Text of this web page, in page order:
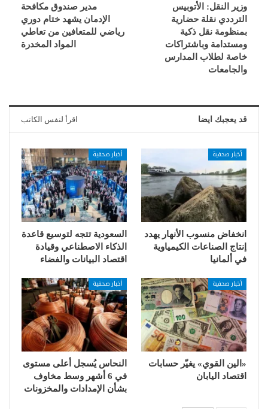
وزير النقل: الأتوبيس
الترددي نقلة حضارية
بمنظومة نقل ذكية
ومستدامة وباشتراكات
خاصة لطلاب المدارس
والجامعات
مدير صندوق مكافحة
الإدمان يشهد ختام دوري
رياضي للمتعافين من تعاطي
المواد المخدرة
قد يعجبك ايضا اقرأ لنفس الكاتب
أخبار صحفية
انخفاض منسوب الأنهار يهدد
إنتاج الصناعات الكيمياوية
في ألمانيا
أخبار صحفية
السعودية تتجه لتوسيع قاعدة
الذكاء الاصطناعي وقيادة
اقتصاد البيانات والفضاء
أخبار صحفية
«الين القوي» يغيّر حسابات
اقتصاد اليابان
أخبار صحفية
النحاس يُسجل أعلى مستوى
في 6 أشهر وسط مخاوف
بشأن الإمدادات والمخزونات